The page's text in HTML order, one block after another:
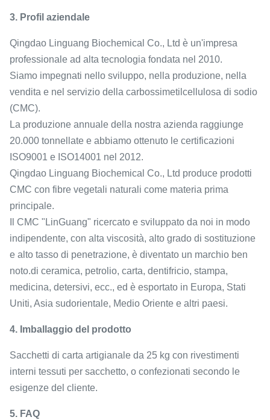
3. Profil aziendale
Qingdao Linguang Biochemical Co., Ltd è un'impresa
professionale ad alta tecnologia fondata nel 2010.
Siamo impegnati nello sviluppo, nella produzione, nella
vendita e nel servizio della carbossimetilcellulosa di sodio
(CMC).
La produzione annuale della nostra azienda raggiunge
20.000 tonnellate e abbiamo ottenuto le certificazioni
ISO9001 e ISO14001 nel 2012.
Qingdao Linguang Biochemical Co., Ltd produce prodotti
CMC con fibre vegetali naturali come materia prima
principale.
Il CMC "LinGuang" ricercato e sviluppato da noi in modo
indipendente, con alta viscosità, alto grado di sostituzione
e alto tasso di penetrazione, è diventato un marchio ben
noto.di ceramica, petrolio, carta, dentifricio, stampa,
medicina, detersivi, ecc., ed è esportato in Europa, Stati
Uniti, Asia sudorientale, Medio Oriente e altri paesi.
4. Imballaggio del prodotto
Sacchetti di carta artigianale da 25 kg con rivestimenti
interni tessuti per sacchetto, o confezionati secondo le
esigenze del cliente.
5. FAQ